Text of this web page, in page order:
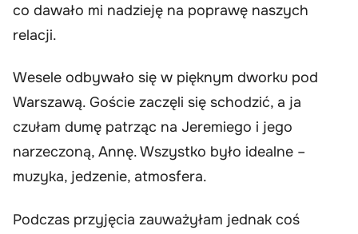
co dawało mi nadzieję na poprawę naszych
relacji.
Wesele odbywało się w pięknym dworku pod
Warszawą. Goście zaczęli się schodzić, a ja
czułam dumę patrząc na Jeremiego i jego
narzeczoną, Annę. Wszystko było idealne –
muzyka, jedzenie, atmosfera.
Podczas przyjęcia zauważyłam jednak coś